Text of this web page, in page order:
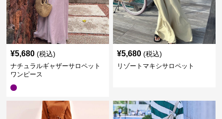
¥5,680 (税込)
ナチュラルギャザーサロペット
ワンピース
¥5,680 (税込)
リゾートマキシサロペット